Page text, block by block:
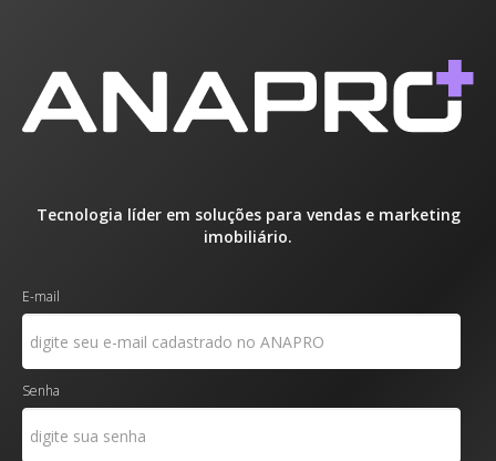
Tecnologia líder em soluções para vendas e marketing
imobiliário.
E-mail
Senha